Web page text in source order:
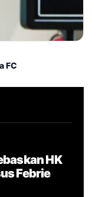
FC
HK
Febrie